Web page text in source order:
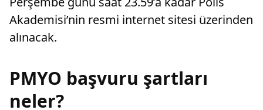
Akademisi’nin resmi internet sitesi üzerinden
alınacak.
PMYO başvuru şartları
neler?